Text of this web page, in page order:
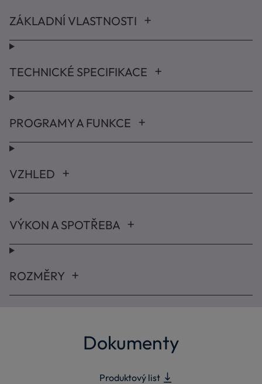
ZÁKLADNÍ VLASTNOSTI
TECHNICKÉ SPECIFIKACE
PROGRAMY A FUNKCE
VZHLED
VÝKON A SPOTŘEBA
ROZMĚRY
Dokumenty
Produktový list